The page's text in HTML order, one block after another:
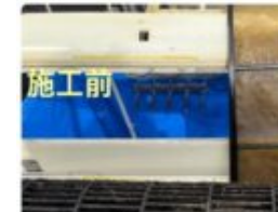
クリーニング
トイレクリーニング
クリニック施設専門清掃
除菌清掃